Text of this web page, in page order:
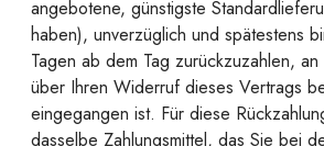
angebotene, günstigste
haben), unverzüglich und spätestens
Tagen ab dem Tag zurückzuzahlen,
über Ihren Widerruf dieses Vertrags
eingegangen ist. Für diese
dasselbe Zahlungsmittel, das Sie bei